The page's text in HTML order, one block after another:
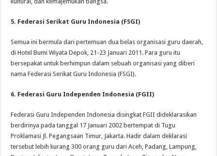
5. Federasi Serikat Guru Indonesia (FSGI)
Semua ini bermula dari pertemuan dua belas organisasi guru daerah,
di Hotel Bumi Wiyata Depok, 21-23 Januari 2011. Para guru itu
bersepakat untuk berhimpun dalam sebuah organisasi yang diberi
nama Federasi Serikat Guru Indonesia (FSGI).
6. Federasi Guru Independen Indonesia (FGII)
Federasi Guru Independen Indonesia disingkat FGII dideklarasikan
berdirinya pada tanggal 17 Januari 2002 bertempat di Tugu
Proklamasi Jl. Pegangsaan Timur, Jakarta. Hadir dalam deklarasi
tersebut lebih kurang 300 orang guru dari Aceh, Padang, Lampung,